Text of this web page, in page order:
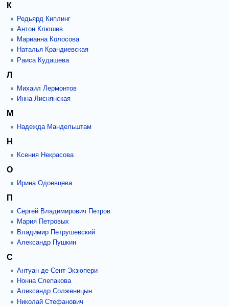
К
Редьярд Киплинг
Антон Клюшев
Марианна Колосова
Наталья Крандиевская
Раиса Кудашева
Л
Михаил Лермонтов
Инна Лиснянская
М
Надежда Мандельштам
Н
Ксения Некрасова
О
Ирина Одоевцева
П
Сергей Владимирович Петров
Мария Петровых
Владимир Петрушевский
Александр Пушкин
С
Антуан де Сент-Экзюпери
Нонна Слепакова
Александр Солженицын
Николай Стефанович